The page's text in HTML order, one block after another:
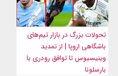
تحولات بزرگ در بازار تیم‌های
باشگاهی اروپا | از تمدید
وینیسیوس تا توافق رودری با
بارسلونا